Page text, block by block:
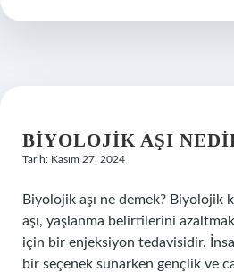
Yapılır
BIYOLOJIK AŞI
Tarih: Kasım 27, 2024
Biyolojik aşı ne demek? Biyolojik
aşı, yaşlanma belirtilerini
için bir enjeksiyon tedavisidir.
bir seçenek sunarken gençlik ve